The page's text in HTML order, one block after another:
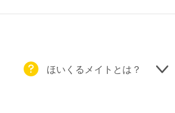
ほいくるメイトとは？